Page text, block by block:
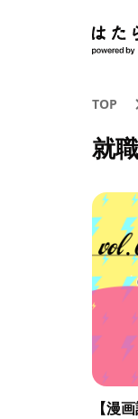
TOP
就
【漫